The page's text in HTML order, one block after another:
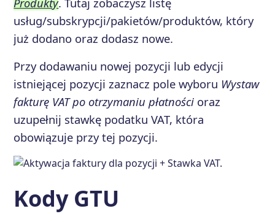
usług/subskrypcji/pakietów/produktów, który
już dodano oraz dodasz nowe.
Przy dodawaniu nowej pozycji lub edycji
istniejącej pozycji zaznacz pole wyboru Wystaw
fakturę VAT po otrzymaniu płatności oraz
uzupełnij stawkę podatku VAT, która
obowiązuje przy tej pozycji.
Kody GTU